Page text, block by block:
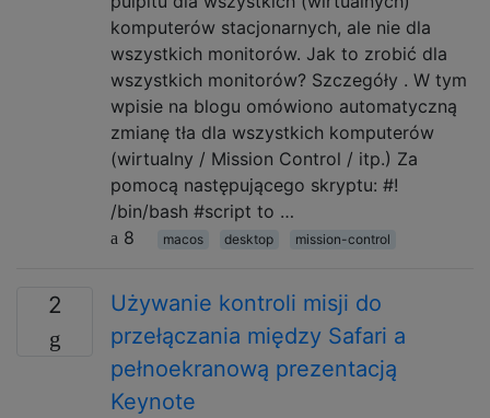
komputerów stacjonarnych, ale nie dla
wszystkich monitorów. Jak to zrobić dla
wszystkich monitorów? Szczegóły . W tym
wpisie na blogu omówiono automatyczną
zmianę tła dla wszystkich komputerów
(wirtualny / Mission Control / itp.) Za
pomocą następującego skryptu: #!
/bin/bash #script to …
8
macos desktop mission-control
2
Używanie kontroli misji do
przełączania między Safari a
pełnoekranową prezentacją
Keynote